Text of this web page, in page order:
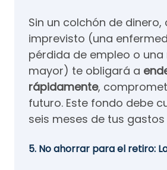
Sin un colchón de dinero,
imprevisto (una
pérdida de empleo o
mayor) te obligará a
rápidamente,
futuro. Este fondo debe
seis meses de tus gastos
5. No ahorrar para el retiro: